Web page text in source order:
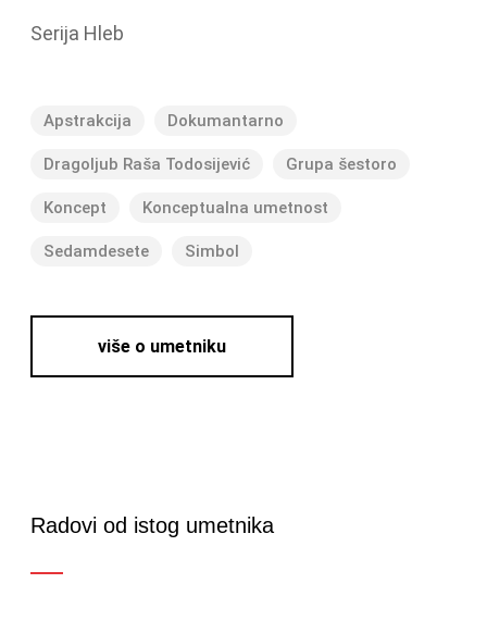
Serija Hleb
Apstrakcija Dokumantarno
Dragoljub Raša Todosijević Grupa šestoro
Koncept Konceptualna umetnost
Sedamdesete Simbol
više o umetniku
Radovi od istog umetnika